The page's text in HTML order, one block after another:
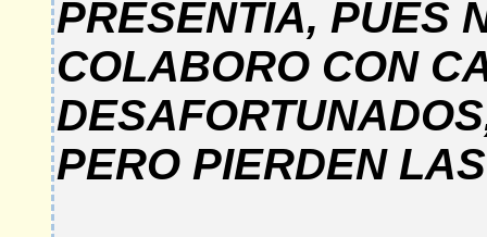
PRESENTÍA, PUES
COLABORO CON
PERO PIERDEN